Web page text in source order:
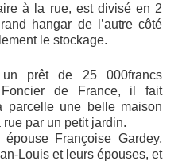
à la rue, est divisé en 2
hangar de l’autre côté
le stockage.
un prêt de 25 000francs
de France, il fait
parcelle une belle maison
par un petit jardin.
Françoise Gardey,
Louis et leurs épouses, et